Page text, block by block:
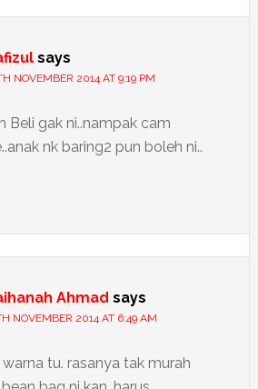
says
NOVEMBER 2014 AT 9:19 PM
Beli gak ni..nampak cam
nk baring2 pun boleh ni..
Ahmad says
NOVEMBER 2014 AT 6:49 AM
tu. rasanya tak murah